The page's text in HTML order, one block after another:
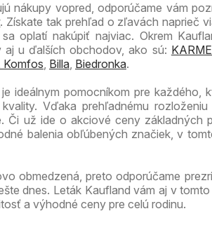
nákupy vopred, odporúčame vám
. Získate tak prehľad o zľavách naprieč
oplatí nakúpiť najviac. Okrem
aj u ďalších obchodov, ako sú:
Komfos, Billa, Biedronka.
ideálnym pomocníkom pre každého,
Vďaka prehľadnému rozloženiu
Či už ide o akciové ceny základných
balenia obľúbených značiek, v
obmedzená, preto odporúčame
dnes. Leták Kaufland vám aj v tomto
a výhodné ceny pre celú rodinu.